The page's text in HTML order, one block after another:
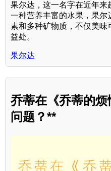
果尔达，这一名字在近年来
一种营养丰富的水果，果尔
素和多种矿物质，不仅美味
益处。
果尔达
乔蒂在《乔蒂的
问题？**